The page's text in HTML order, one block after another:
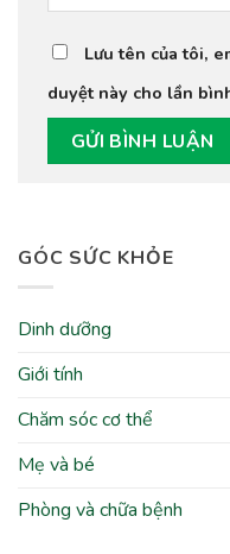
GÓC SỨC KHỎE
Dinh dưỡng
Giới tính
Chăm sóc cơ thể
Mẹ và bé
Phòng và chữa bệnh
Lưu tên của tôi,
duyệt này cho lần